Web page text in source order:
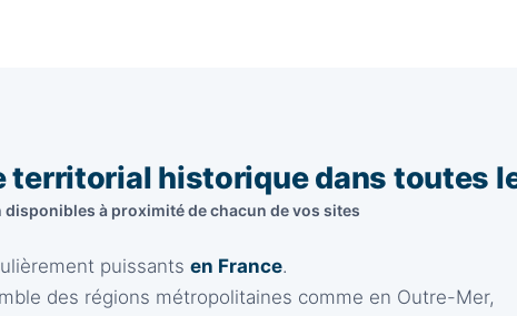
territorial historique dans toutes
à proximité de chacun de vos sites
puissants en France.
des régions métropolitaines comme en Outre-Mer,